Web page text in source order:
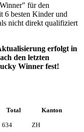
für den
6 besten Kinder und
nicht direkt qualifiziert
erfolgt in
den letzten
Winner fest!
Total Kanton
634 ZH